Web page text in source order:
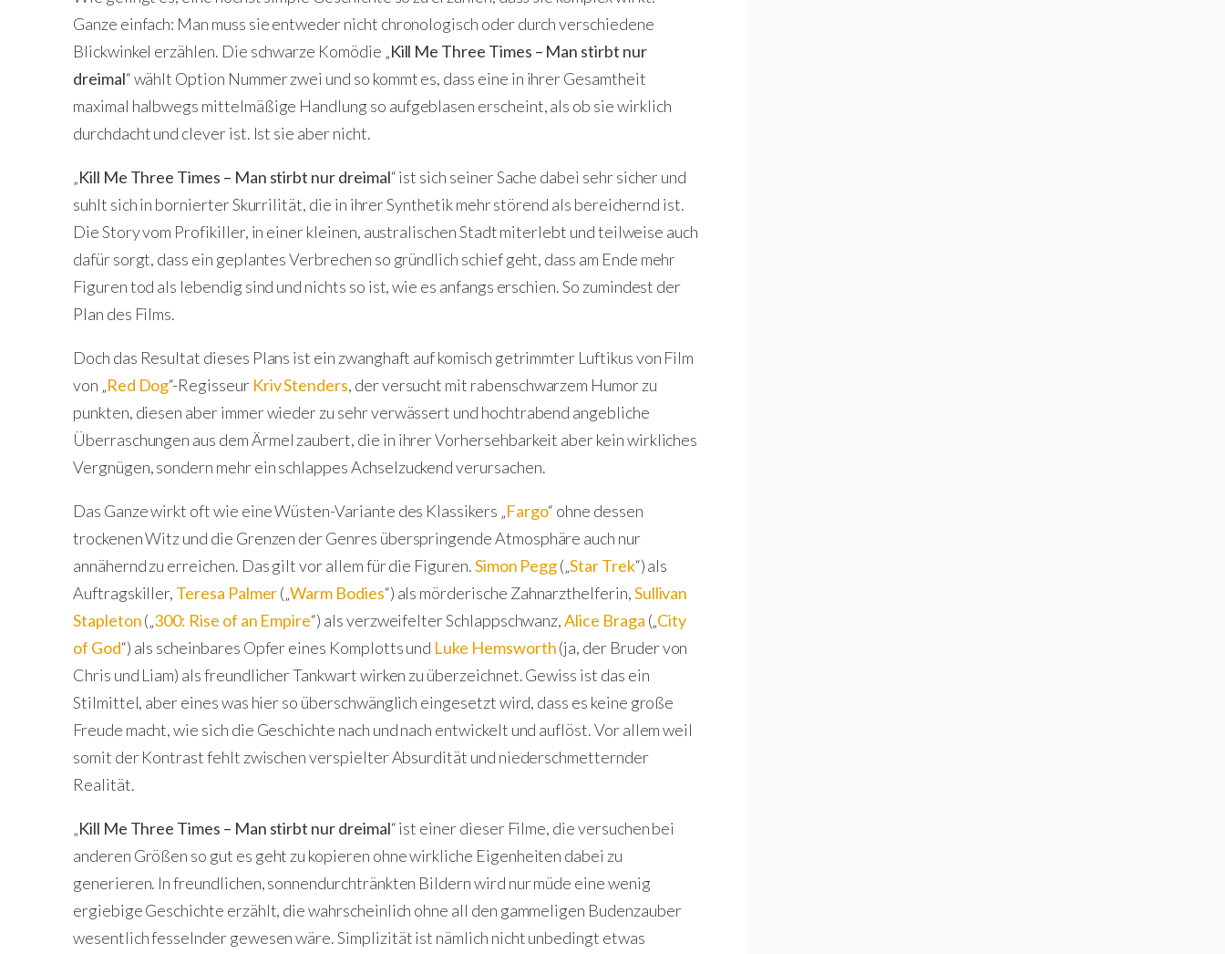
Ganze einfach: Man muss sie entweder nicht chronologisch oder durch verschiedene
Blickwinkel erzählen. Die schwarze Komödie „Kill Me Three Times – Man stirbt nur
dreimal“ wählt Option Nummer zwei und so kommt es, dass eine in ihrer Gesamtheit
maximal halbwegs mittelmäßige Handlung so aufgeblasen erscheint, als ob sie wirklich
durchdacht und clever ist. Ist sie aber nicht.
„Kill Me Three Times – Man stirbt nur dreimal“ ist sich seiner Sache dabei sehr sicher und
suhlt sich in bornierter Skurrilität, die in ihrer Synthetik mehr störend als bereichernd ist.
Die Story vom Profikiller, in einer kleinen, australischen Stadt miterlebt und teilweise auch
dafür sorgt, dass ein geplantes Verbrechen so gründlich schief geht, dass am Ende mehr
Figuren tod als lebendig sind und nichts so ist, wie es anfangs erschien. So zumindest der
Plan des Films.
Doch das Resultat dieses Plans ist ein zwanghaft auf komisch getrimmter Luftikus von Film
von „Red Dog“-Regisseur Kriv Stenders, der versucht mit rabenschwarzem Humor zu
punkten, diesen aber immer wieder zu sehr verwässert und hochtrabend angebliche
Überraschungen aus dem Ärmel zaubert, die in ihrer Vorhersehbarkeit aber kein wirkliches
Vergnügen, sondern mehr ein schlappes Achselzuckend verursachen.
Das Ganze wirkt oft wie eine Wüsten-Variante des Klassikers „Fargo“ ohne dessen
trockenen Witz und die Grenzen der Genres überspringende Atmosphäre auch nur
annähernd zu erreichen. Das gilt vor allem für die Figuren.Simon Pegg(„Star Trek“) als
Auftragskiller, Teresa Palmer(„Warm Bodies“) als mörderische Zahnarzthelferin,Sullivan
Stapleton(„300: Rise of an Empire“) als verzweifelter Schlappschwanz,Alice Braga („City
of God“) als scheinbares Opfer eines Komplotts und Luke Hemsworth(ja, der Bruder von
Chris und Liam) als freundlicher Tankwart wirken zu überzeichnet. Gewiss ist das ein
Stilmittel, aber eines was hier so überschwänglich eingesetzt wird, dass es keine große
Freude macht, wie sich die Geschichte nach und nach entwickelt und auflöst. Vor allem weil
somit der Kontrast fehlt zwischen verspielter Absurdität und niederschmetternder
Realität.
„Kill Me Three Times – Man stirbt nur dreimal“ ist einer dieser Filme, die versuchen bei
anderen Größen so gut es geht zu kopieren ohne wirkliche Eigenheiten dabei zu
generieren. In freundlichen, sonnendurchtränkten Bildern wird nur müde eine wenig
ergiebige Geschichte erzählt, die wahrscheinlich ohne all den gammeligen Budenzauber
wesentlich fesselnder gewesen wäre. Simplizität ist nämlich nicht unbedingt etwas